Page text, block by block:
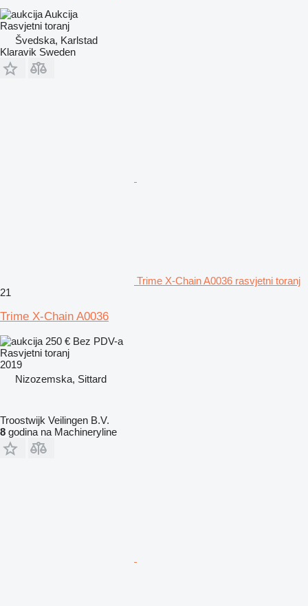
Aukcija
Rasvjetni toranj
Švedska, Karlstad
Klaravik Sweden
Trime X-Chain A0036 rasvjetni toranj
21
Trime X-Chain A0036
250 € Bez PDV-a
Rasvjetni toranj
2019
Nizozemska, Sittard
Troostwijk Veilingen B.V.
8 godina na Machineryline